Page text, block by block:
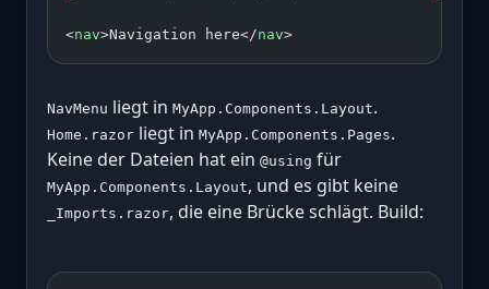
<nav>Navigation here</nav>
NavMenu liegt in MyApp.Components.Layout.
Home.razor liegt in MyApp.Components.Pages.
Keine der Dateien hat ein @using für
MyApp.Components.Layout, und es gibt keine
_Imports.razor, die eine Brücke schlägt. Build: